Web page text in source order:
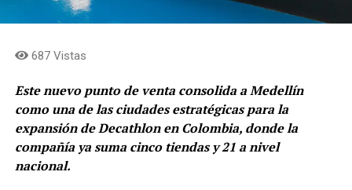
687 Vistas
Este nuevo punto de venta consolida a Medellín
como una de las ciudades estratégicas para la
expansión de Decathlon en Colombia, donde la
compañía ya suma cinco tiendas y 21 a nivel
nacional.